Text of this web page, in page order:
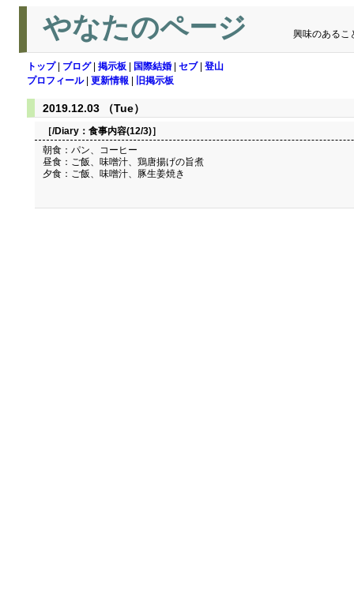
やなたのページ 興味のあるこ
トップ| ブログ| 掲示板 国際結婚 セブ| 登山
プロフィール| 更新情報 旧掲示板
2019.12.03 （Tue）
［/Diary： 食事内容(12/3)］
朝食：パン、コーヒー
昼食：ご飯、味噌汁、鶏唐揚げの旨煮
夕食：ご飯、味噌汁、豚生姜焼き